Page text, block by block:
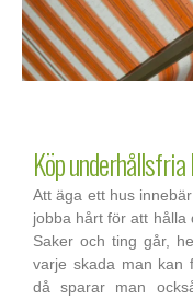
Köp
Att äga ett hus
jobba hårt för att hålla
Saker och ting går,
varje skada man kan
då sparar man